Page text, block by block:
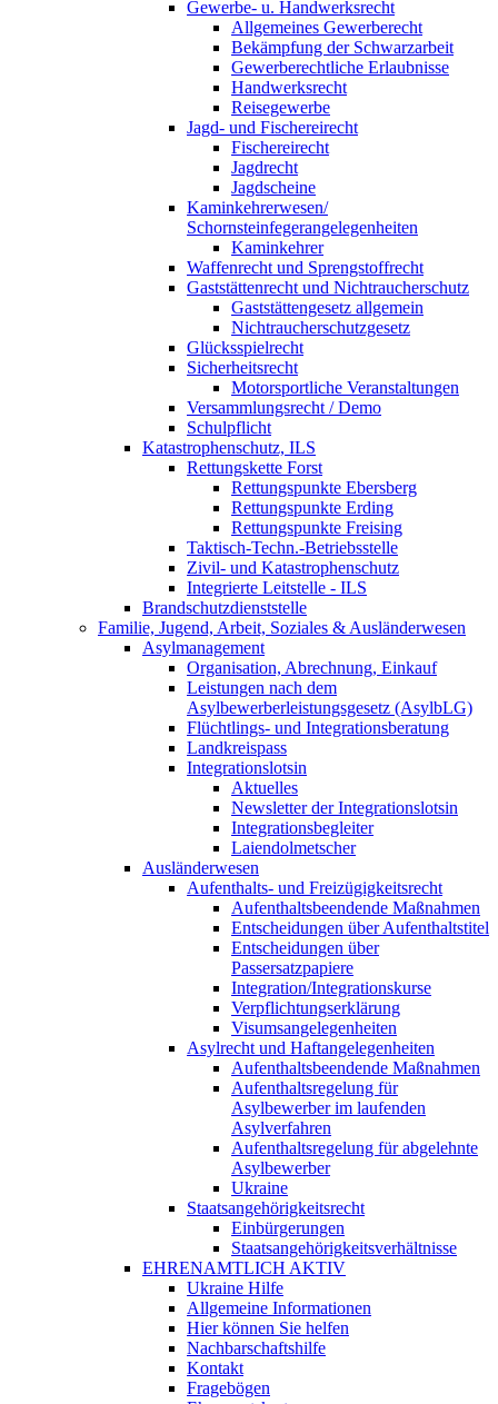
Gewerbe- u. Handwerksrecht
Allgemeines Gewerberecht
Bekämpfung der Schwarzarbeit
Gewerberechtliche Erlaubnisse
Handwerksrecht
Reisegewerbe
Jagd- und Fischereirecht
Fischereirecht
Jagdrecht
Jagdscheine
Kaminkehrerwesen/
Schornsteinfegerangelegenheiten
Kaminkehrer
Waffenrecht und Sprengstoffrecht
Gaststättenrecht und Nichtraucherschutz
Gaststättengesetz allgemein
Nichtraucherschutzgesetz
Glücksspielrecht
Sicherheitsrecht
Motorsportliche Veranstaltungen
Versammlungsrecht / Demo
Schulpflicht
Katastrophenschutz, ILS
Rettungskette Forst
Rettungspunkte Ebersberg
Rettungspunkte Erding
Rettungspunkte Freising
Taktisch-Techn.-Betriebsstelle
Zivil- und Katastrophenschutz
Integrierte Leitstelle - ILS
Brandschutzdienststelle
Familie, Jugend, Arbeit, Soziales & Ausländerwesen
Asylmanagement
Organisation, Abrechnung, Einkauf
Leistungen nach dem
Asylbewerberleistungsgesetz (AsylbLG)
Flüchtlings- und Integrationsberatung
Landkreispass
Integrationslotsin
Aktuelles
Newsletter der Integrationslotsin
Integrationsbegleiter
Laiendolmetscher
Ausländerwesen
Aufenthalts- und Freizügigkeitsrecht
Aufenthaltsbeendende Maßnahmen
Entscheidungen über Aufenthaltstitel
Entscheidungen über
Passersatzpapiere
Integration/Integrationskurse
Verpflichtungserklärung
Visumsangelegenheiten
Asylrecht und Haftangelegenheiten
Aufenthaltsbeendende Maßnahmen
Aufenthaltsregelung für
Asylbewerber im laufenden
Asylverfahren
Aufenthaltsregelung für abgelehnte
Asylbewerber
Ukraine
Staatsangehörigkeitsrecht
Einbürgerungen
Staatsangehörigkeitsverhältnisse
EHRENAMTLICH AKTIV
Ukraine Hilfe
Allgemeine Informationen
Hier können Sie helfen
Nachbarschaftshilfe
Kontakt
Fragebögen